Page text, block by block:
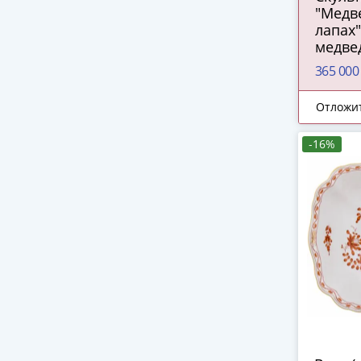
Н.И.
СССР,
365
-16%